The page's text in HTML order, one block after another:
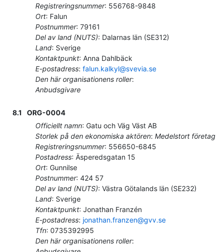
Registreringsnummer: 556768-9848
Ort: Falun
Postnummer: 79161
Del av land (NUTS): Dalarnas län (SE312)
Land: Sverige
Kontaktpunkt: Anna Dahlbäck
E-postadress: falun.kalkyl@svevia.se
Den här organisationens roller:
Anbudsgivare
8.1
ORG-0004
Officiellt namn: Gatu och Väg Väst AB
Storlek på den ekonomiska aktören: Medelstort företag
Registreringsnummer: 556650-6845
Postadress: Äsperedsgatan 15
Ort: Gunnilse
Postnummer: 424 57
Del av land (NUTS): Västra Götalands län (SE232)
Land: Sverige
Kontaktpunkt: Jonathan Franzén
E-postadress: jonathan.franzen@gvv.se
Tfn: 0735392995
Den här organisationens roller: